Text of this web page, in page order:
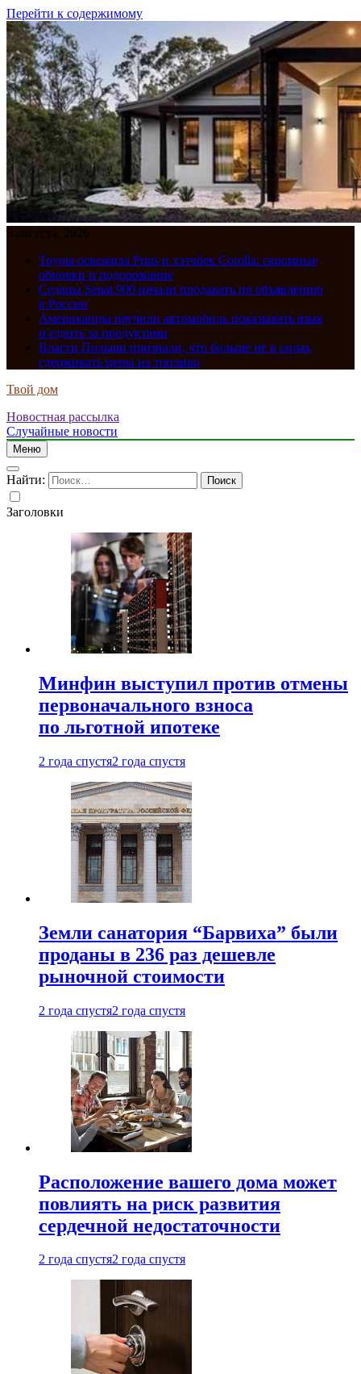
Перейти к содержимому
9 августа, 2026
Toyota освежила Prius и хэтчбек Corolla: скромные
обновки и подорожание
Седаны Senat 900 начали продавать по объявлению
в России
Американцы научили автомобиль показывать язык
и ездить за продуктами
Власти Польши признали, что больше не в силах
сдерживать цены на топливо
Твой дом
Новостная рассылка
Случайные новости
Меню
Найти:
Заголовки
Минфин выступил против отмены
первоначального взноса
по льготной ипотеке
2 года спустя2 года спустя
Земли санатория “Барвиха” были
проданы в 236 раз дешевле
рыночной стоимости
2 года спустя2 года спустя
Расположение вашего дома может
повлиять на риск развития
сердечной недостаточности
2 года спустя2 года спустя